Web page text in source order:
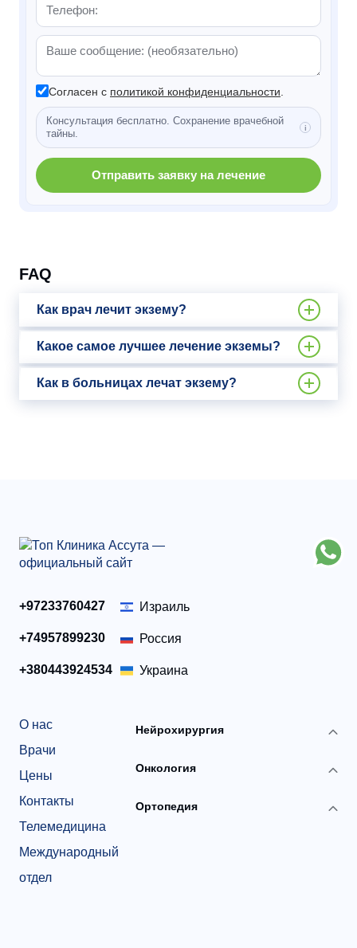
Согласен с политикой конфиденциальности.
Консультация бесплатно. Сохранение врачебной
тайны.
Отправить заявку на лечение
FAQ
Как врач лечит экзему?
Какое самое лучшее лечение экземы?
Как в больницах лечат экзему?
+97233760427 Израиль
+74957899230 Россия
+380443924534 Украина
О нас
Врачи
Цены
Контакты
Телемедицина
Международный
отдел
Нейрохирургия
Онкология
Ортопедия